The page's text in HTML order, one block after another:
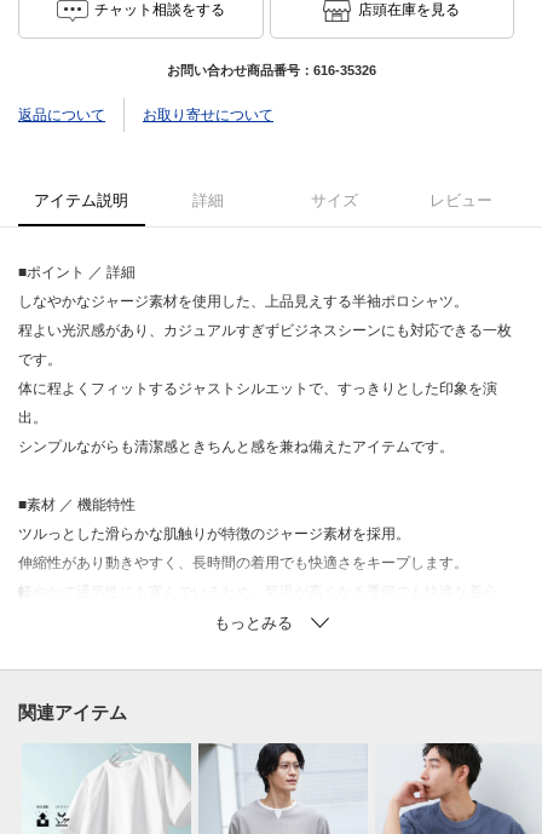
チャット相談をする 店頭在庫を見る
お問い合わせ商品番号： 616-35326
返品について お取り寄せについて
アイテム説明 詳細 サイズ レビュー
■ポイント ／ 詳細
しなやかなジャージ素材を使用した、上品見えする半袖ポロシャツ。
程よい光沢感があり、カジュアルすぎずビジネスシーンにも対応できる一枚
です。
体に程よくフィットするジャストシルエットで、すっきりとした印象を演
出。
シンプルながらも清潔感ときちんと感を兼ね備えたアイテムです。
■素材 ／ 機能特性
ツルっとした滑らかな肌触りが特徴のジャージ素材を採用。
伸縮性があり動きやすく、長時間の着用でも快適さをキープします。
軽やかで通気性にも富んでいるため、気温が高くなる季節でも快適な着心
■おすすめコーディネート
ジャケットのインナーとしても活躍し、クールビズにも対応可能です。
休日はチノパンやデニムと合わせて、きれいめカジュアルスタイルにもおす
関連アイテム